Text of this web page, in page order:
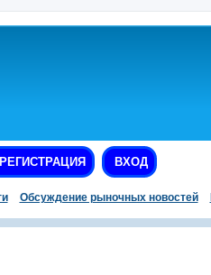
РЕГИСТРАЦИЯ ВХОД
Обсуждение рыночных новостей